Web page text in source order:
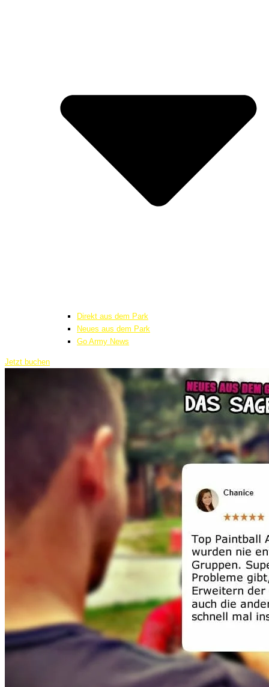
Direkt aus dem Park
Neues aus dem Park
Go Army News
Jetzt buchen